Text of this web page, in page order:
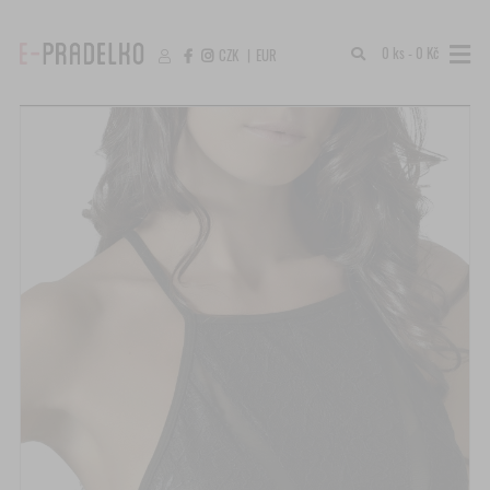
CZK | EUR 0 ks - 0 Kč